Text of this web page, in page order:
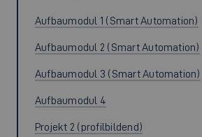
Aufbaumodul 1 (Smart Automation)
Aufbaumodul 2 (Smart Automation)
Aufbaumodul 3 (Smart Automation)
Aufbaumodul 4
Projekt 2 (profilbildend)